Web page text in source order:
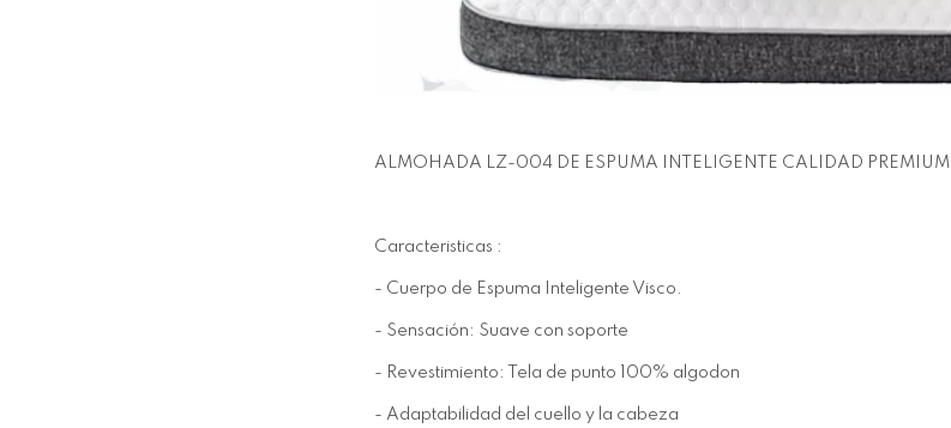
ALMOHADA LZ-004 DE ESPUMA INTELIGENTE CALIDAD PREMIUM
Caracteristicas :
- Cuerpo de Espuma Inteligente Visco.
- Sensación: Suave con soporte
- Revestimiento: Tela de punto 100% algodon
- Adaptabilidad del cuello y la cabeza